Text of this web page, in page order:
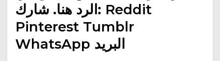
الرد هنا. شارك: Reddit
Pinterest Tumblr
WhatsApp البريد